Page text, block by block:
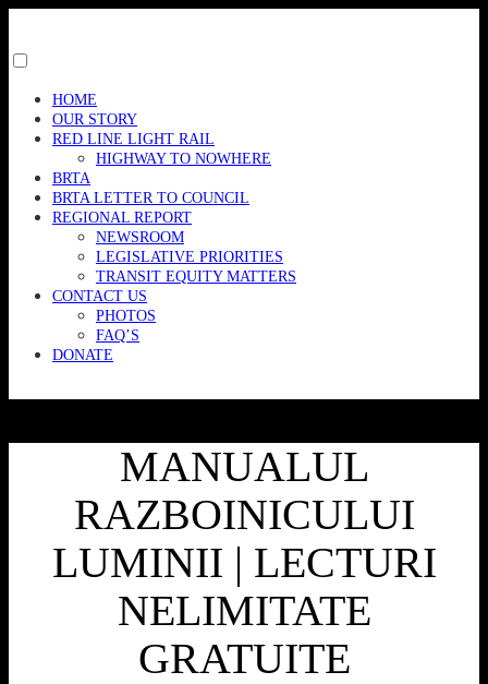
content
menu
visibility.
HOME
OUR STORY
RED LINE LIGHT RAIL
HIGHWAY TO NOWHERE
BRTA
BRTA LETTER TO COUNCIL
REGIONAL REPORT
NEWSROOM
LEGISLATIVE PRIORITIES
TRANSIT EQUITY MATTERS
CONTACT US
PHOTOS
FAQ’S
DONATE
MANUALUL
RAZBOINICULUI
LUMINII | LECTURI
NELIMITATE
GRATUITE